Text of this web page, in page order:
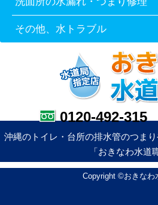
その他、水トラブル
0120-492-315
沖縄のトイレ・台所の排水管のつま
「おきなわ水道
Copyright ©おきなわ